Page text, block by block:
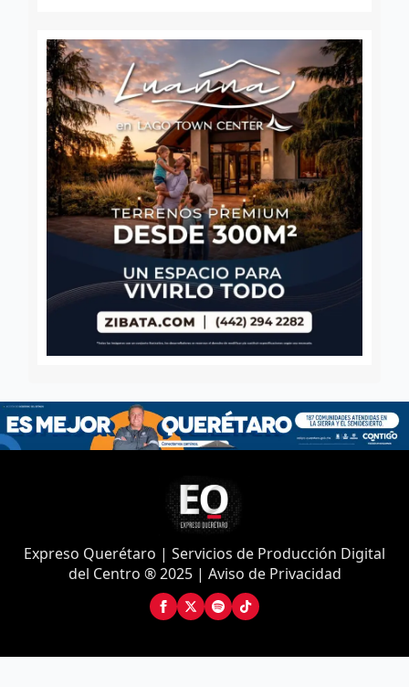
Expreso Querétaro | Servicios de Producción Digital
del Centro ® 2025 | Aviso de Privacidad